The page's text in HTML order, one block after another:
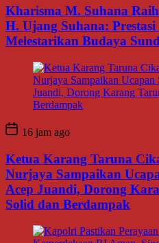
Kharisma M. Suhana
H. Ujang Suhana:
Melestarikan Budaya
16 jam ago
Ketua Karang Taruna
Nurjaya Sampaikan
Acep Juandi, Dorong
Solid dan Berdampak